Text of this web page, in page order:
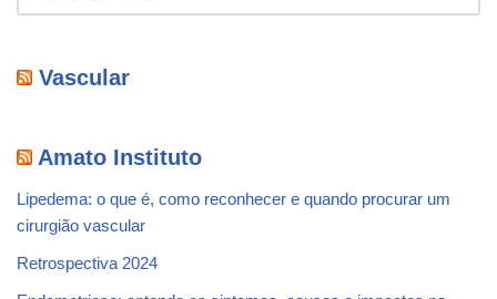
Vascular
Amato Instituto
Lipedema: o que é, como reconhecer e quando procurar um
cirurgião vascular
Retrospectiva 2024